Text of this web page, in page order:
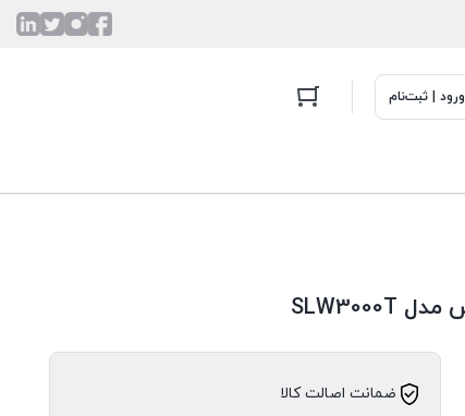
ورود | ثبت‌نام
ضمانت اصالت کالا